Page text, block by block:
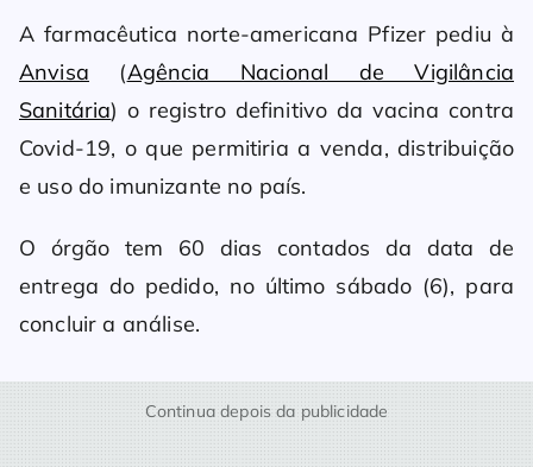
A farmacêutica norte-americana Pfizer pediu à
Anvisa (Agência Nacional de Vigilância
Sanitária) o registro definitivo da vacina contra
Covid-19, o que permitiria a venda, distribuição
e uso do imunizante no país.
O órgão tem 60 dias contados da data de
entrega do pedido, no último sábado (6), para
concluir a análise.
Continua depois da publicidade